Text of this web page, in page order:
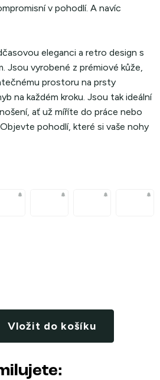
v pohodlí. A navíc
eleganci a retro design s
Jsou vyrobené z prémiové kůže,
prostoru na prsty
na každém kroku. Jsou tak ideální
ať už míříte do práce nebo
pohodlí, které si vaše nohy
Vložit do košíku